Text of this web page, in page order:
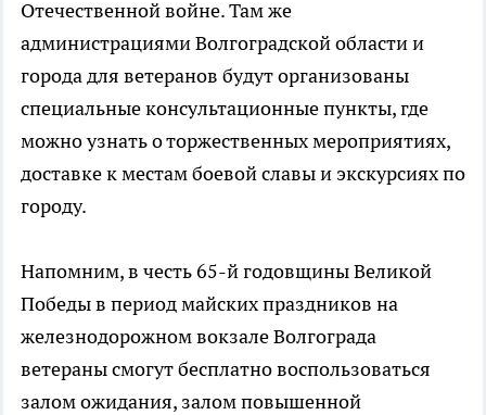
Отечественной войне. Там же
администрациями Волгоградской области и
города для ветеранов будут организованы
специальные консультационные пункты, где
можно узнать о торжественных мероприятиях,
доставке к местам боевой славы и экскурсиях по
городу.
Напомним, в честь 65-й годовщины Великой
Победы в период майских праздников на
железнодорожном вокзале Волгограда
ветераны смогут бесплатно воспользоваться
залом ожидания, залом повышенной